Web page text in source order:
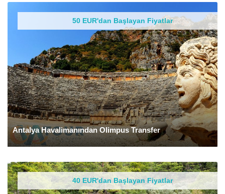
50 EUR'dan Başlayan Fiyatlar
Antalya Havalimanından Olimpus Transfer
40 EUR'dan Başlayan Fiyatlar